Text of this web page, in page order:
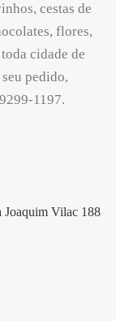
cestas de
flores,
cidade de
pedido,
1197.
Joaquim Vilac 188